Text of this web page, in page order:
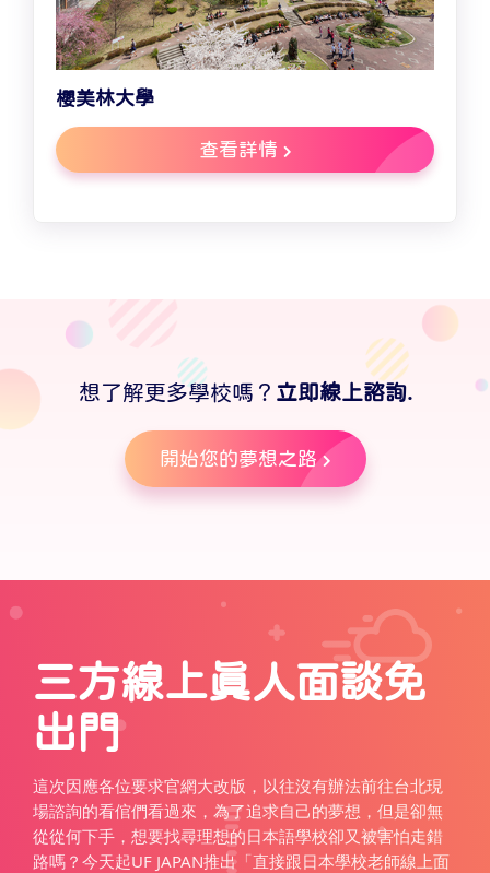
櫻美林大學
查看詳情
想了解更多學校嗎？ 立即線上諮詢.
開始您的夢想之路
三方線上真人面談免
出門
這次因應各位要求官網大改版，以往沒有辦法前往台北現
場諮詢的看倌們看過來，為了追求自己的夢想，但是卻無
從從何下手，想要找尋理想的日本語學校卻又被害怕走錯
路嗎？今天起UF JAPAN推出「直接跟日本學校老師線上面